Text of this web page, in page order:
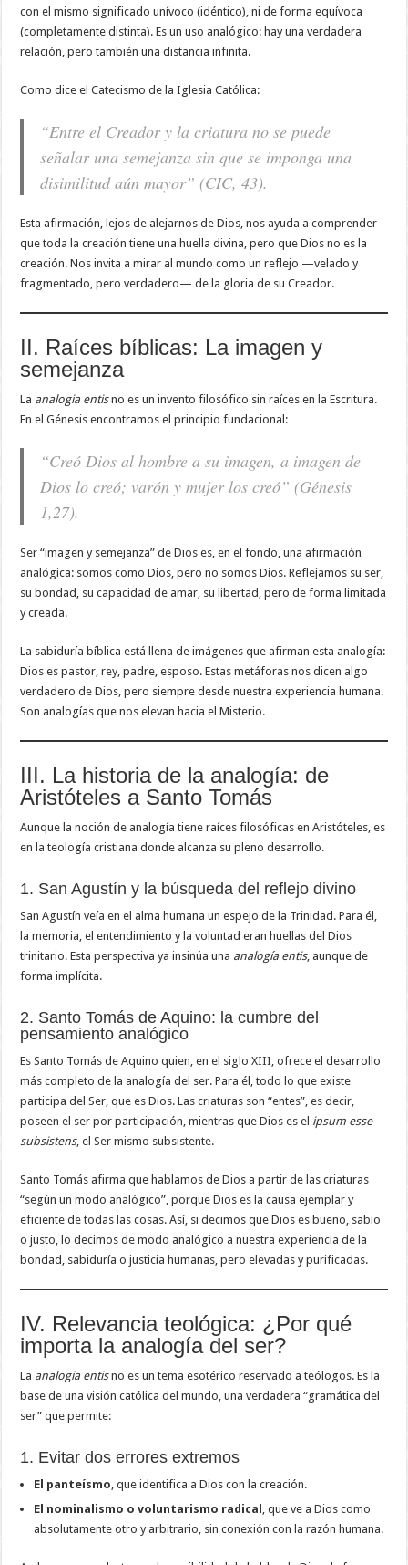
con el mismo significado unívoco (idéntico), ni de forma equívoca
(completamente distinta). Es un uso analógico: hay una verdadera
relación, pero también una distancia infinita.
Como dice el Catecismo de la Iglesia Católica:
“Entre el Creador y la criatura no se puede
señalar una semejanza sin que se imponga una
disimilitud aún mayor” (CIC, 43).
Esta afirmación, lejos de alejarnos de Dios, nos ayuda a comprender
que toda la creación tiene una huella divina, pero que Dios no es la
creación. Nos invita a mirar al mundo como un reflejo —velado y
fragmentado, pero verdadero— de la gloria de su Creador.
II. Raíces bíblicas: La imagen y
semejanza
La analogia entisno es un invento filosófico sin raíces en la Escritura.
En el Génesis encontramos el principio fundacional:
“Creó Dios al hombre a su imagen, a imagen de
Dios lo creó; varón y mujer los creó” (Génesis
1,27).
Ser “imagen y semejanza” de Dios es, en el fondo, una afirmación
analógica: somos como Dios, pero no somos Dios. Reflejamos su ser,
su bondad, su capacidad de amar, su libertad, pero de forma limitada
y creada.
La sabiduría bíblica está llena de imágenes que afirman esta analogía:
Dios es pastor, rey, padre, esposo. Estas metáforas nos dicen algo
verdadero de Dios, pero siempre desde nuestra experiencia humana.
Son analogías que nos elevan hacia el Misterio.
III. La historia de la analogía: de
Aristóteles a Santo Tomás
Aunque la noción de analogía tiene raíces filosóficas en Aristóteles, es
en la teología cristiana donde alcanza su pleno desarrollo.
1. San Agustín y la búsqueda del reflejo divino
San Agustín veía en el alma humana un espejo de la Trinidad. Para él,
la memoria, el entendimiento y la voluntad eran huellas del Dios
trinitario. Esta perspectiva ya insinúa una analogía entis, aunque de
forma implícita.
2. Santo Tomás de Aquino: la cumbre del
pensamiento analógico
Es Santo Tomás de Aquino quien, en el siglo XIII, ofrece el desarrollo
más completo de la analogía del ser. Para él, todo lo que existe
participa del Ser, que es Dios. Las criaturas son “entes”, es decir,
poseen el ser por participación, mientras que Dios es el ipsum esse
subsistens, el Ser mismo subsistente.
Santo Tomás afirma que hablamos de Dios a partir de las criaturas
“según un modo analógico”, porque Dios es la causa ejemplar y
eficiente de todas las cosas. Así, si decimos que Dios es bueno, sabio
o justo, lo decimos de modo analógico a nuestra experiencia de la
bondad, sabiduría o justicia humanas, pero elevadas y purificadas.
IV. Relevancia teológica: ¿Por qué
importa la analogía del ser?
La analogia entisno es un tema esotérico reservado a teólogos. Es la
base de una visión católica del mundo, una verdadera “gramática del
ser” que permite:
1. Evitar dos errores extremos
El panteísmo, que identifica a Dios con la creación.
El nominalismo o voluntarismo radical , que ve a Dios como
absolutamente otro y arbitrario, sin conexión con la razón humana.